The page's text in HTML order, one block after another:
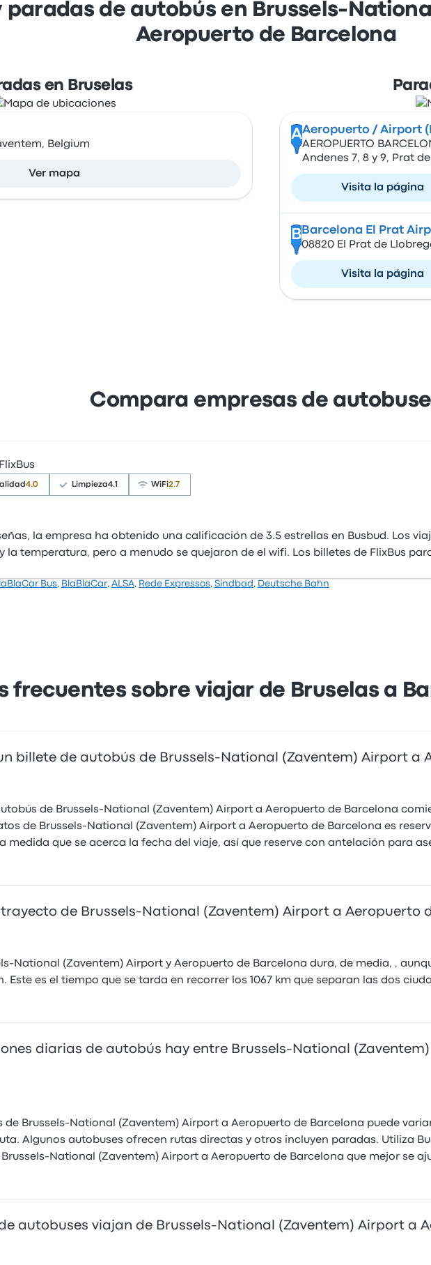
paradas de autobús en Brussels-
Aeropuerto de Barcelona
en Bruselas
Belgium
Ver mapa
AAeropuerto / Airport
AEROPUERTO
Andenes 7, 8 y 9, Prat
Visita la página
B Barcelona El Prat
08820 El Prat de
Visita la página
Compara empresas de
FlixBus
4.0 Limpieza4.1 WiFi2.7
la empresa ha obtenido una calificación de 3.5 estrellas en Busbud. Los
la temperatura, pero a menudo se quejaron de el wifi. Los billetes de FlixBus
Bus, BlaBlaCar, ALSA, Rede Expressos, Sindbad , Deutsche Bahn
frecuentes sobre viajar de Bruselas a
billete de autobús de Brussels-National (Zaventem) Airport a
de Brussels-National (Zaventem) Airport a Aeropuerto de Barcelona
de Brussels-National (Zaventem) Airport a Aeropuerto de Barcelona es
medida que se acerca la fecha del viaje, así que reserve con antelación para
de Brussels-National (Zaventem) Airport a Aeropuerto
National (Zaventem) Airport y Aeropuerto de Barcelona dura, de media, ,
Este es el tiempo que se tarda en recorrer los 1067 km que separan las dos
diarias de autobús hay entre Brussels-National
de Brussels-National (Zaventem) Airport a Aeropuerto de Barcelona puede
Algunos autobuses ofrecen rutas directas y otros incluyen paradas. Utiliza
National (Zaventem) Airport a Aeropuerto de Barcelona que mejor se
autobuses viajan de Brussels-National (Zaventem) Airport a